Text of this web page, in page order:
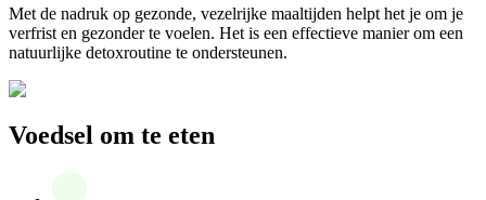
Met de nadruk op gezonde, vezelrijke maaltijden helpt het je om je
verfrist en gezonder te voelen. Het is een effectieve manier om een
natuurlijke detoxroutine te ondersteunen.
Voedsel om te eten